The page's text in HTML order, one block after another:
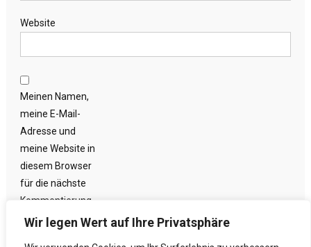
Wir legen Wert auf Ihre Privatsphäre
Website
Meinen Namen,
meine E-Mail-
Adresse und
meine Website in
diesem Browser
für die nächste
Kommentierung
speichern.